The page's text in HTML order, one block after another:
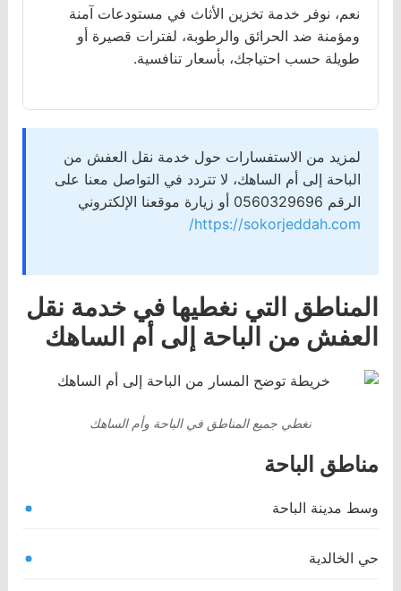
نعم، نوفر خدمة تخزين الأثاث في مستودعات آمنة
ومؤمنة ضد الحرائق والرطوبة، لفترات قصيرة أو
طويلة حسب احتياجك، بأسعار تنافسية.
لمزيد من الاستفسارات حول خدمة نقل العفش من
الباحة إلى أم الساهك، لا تتردد في التواصل معنا على
الرقم 0560329696 أو زيارة موقعنا الإلكتروني
https://sokorjeddah.com/
المناطق التي نغطيها في خدمة نقل
العفش من الباحة إلى أم الساهك
نغطي جميع المناطق في الباحة وأم الساهك
مناطق الباحة
وسط مدينة الباحة
حي الخالدية